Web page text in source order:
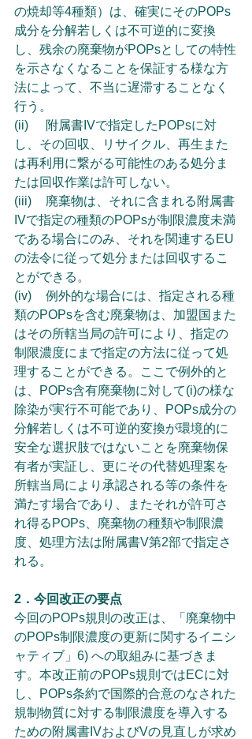
の焼却等4種類）は、確実にそのPOPs
成分を分解若しくは不可逆的に変換
し、残余の廃棄物がPOPsとしての特性
を示さなくなることを保証する様な方
法によって、不当に遅滞することなく
行う。
(ii)	附属書IVで指定したPOPsに対
し、その回収、リサイクル、再生また
は再利用に繋がる可能性のある処分ま
たは回収作業は許可しない。
(iii)	廃棄物は、それに含まれる附属書
IVで指定の種類のPOPsが制限濃度未満
である場合にのみ、それを関連するEU
の法令に従って処分または回収するこ
とができる。
(iv)	例外的な場合には、指定される種
類のPOPsを含む廃棄物は、加盟国また
はその所轄当局の許可により、指定の
制限濃度にまで指定の方法に従って処
理することができる。ここで例外的と
は、POPs含有廃棄物に対して(i)の様な
除染が実行不可能であり、POPs成分の
分解若しくは不可逆的変換が環境的に
安全な選択肢ではないことを廃棄物保
有者が実証し、更にその代替処理案を
所轄当局により承認される等の条件を
満たす場合であり、またそれが許可さ
れ得るPOPs、廃棄物の種類や制限濃
度、処理方法は附属書V第2部で指定さ
れる。
2．今回改正の要点
今回のPOPs規則の改正は、「廃棄物中
のPOPs制限濃度の更新に関するイニシ
ャティブ」6) への取組みに基づきま
す。本改正前のPOPs規則ではECに対
し、POPs条約で国際的合意のなされた
規制物質に対する制限濃度を導入する
ための附属書IVおよびVの見直しが求め